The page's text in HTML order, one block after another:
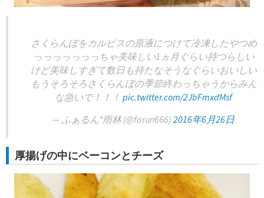
さくらんぼをカルピスの原液につけて冷凍したやつめ
っっっっっっっちゃ美味しい1ヵ月ぐらい持つらしい
けど美味しすぎて数日も持たなそうなぐらいおいしい
もうそろそろさくらんぼの季節終わっちゃうからみん
な急いで！！！ pic.twitter.com/2JbFmxdMsf
— ふぁるん*雨林 (@farun666) 2016年6月26日
厚揚げの中にベーコンとチーズ